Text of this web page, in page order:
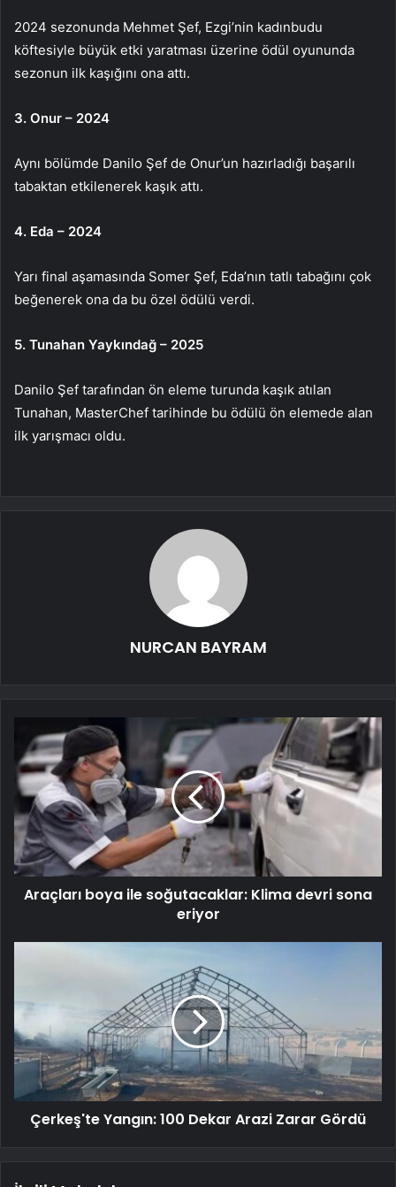
2024 sezonunda Mehmet Şef, Ezgi’nin kadınbudu
köftesiyle büyük etki yaratması üzerine ödül oyununda
sezonun ilk kaşığını ona attı.
3. Onur – 2024
Aynı bölümde Danilo Şef de Onur’un hazırladığı başarılı
tabaktan etkilenerek kaşık attı.
4. Eda – 2024
Yarı final aşamasında Somer Şef, Eda’nın tatlı tabağını çok
beğenerek ona da bu özel ödülü verdi.
5. Tunahan Yaykındağ – 2025
Danilo Şef tarafından ön eleme turunda kaşık atılan
Tunahan, MasterChef tarihinde bu ödülü ön elemede alan
ilk yarışmacı oldu.
NURCAN BAYRAM
Araçları boya ile soğutacaklar: Klima devri sona
eriyor
Çerkeş'te Yangın: 100 Dekar Arazi Zarar Gördü